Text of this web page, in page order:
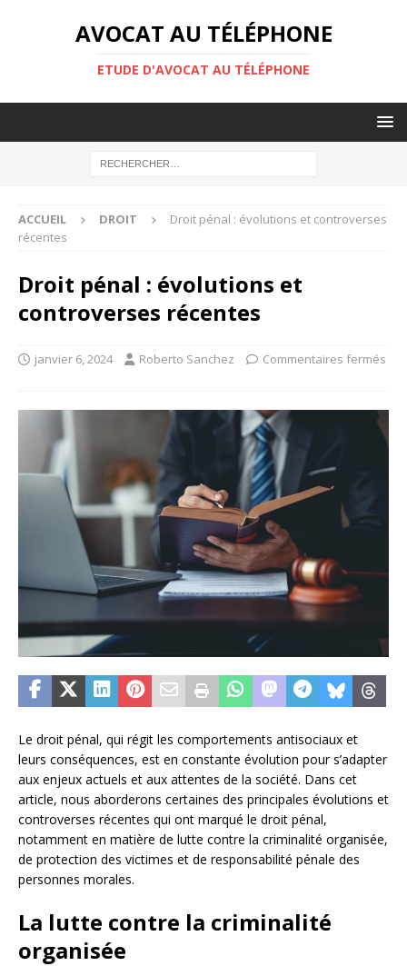
AVOCAT AU TÉLÉPHONE
ETUDE D'AVOCAT AU TÉLÉPHONE
ACCUEIL DROIT
Droit pénal : évolutions et controverses
récentes
Droit pénal : évolutions et
controverses récentes
janvier 6, 2024 Roberto Sanchez Commentaires fermés
Le droit pénal, qui régit les comportements antisociaux et
leurs conséquences, est en constante évolution pour s’adapter
aux enjeux actuels et aux attentes de la société. Dans cet
article, nous aborderons certaines des principales évolutions et
controverses récentes qui ont marqué le droit pénal,
notamment en matière de lutte contre la criminalité organisée,
de protection des victimes et de responsabilité pénale des
personnes morales.
La lutte contre la criminalité
organisée